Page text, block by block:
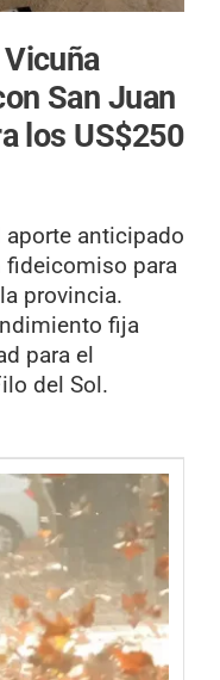
Vicuña
San Juan
los US$250
anticipado
fideicomiso para
provincia.
fija
para el
del Sol.